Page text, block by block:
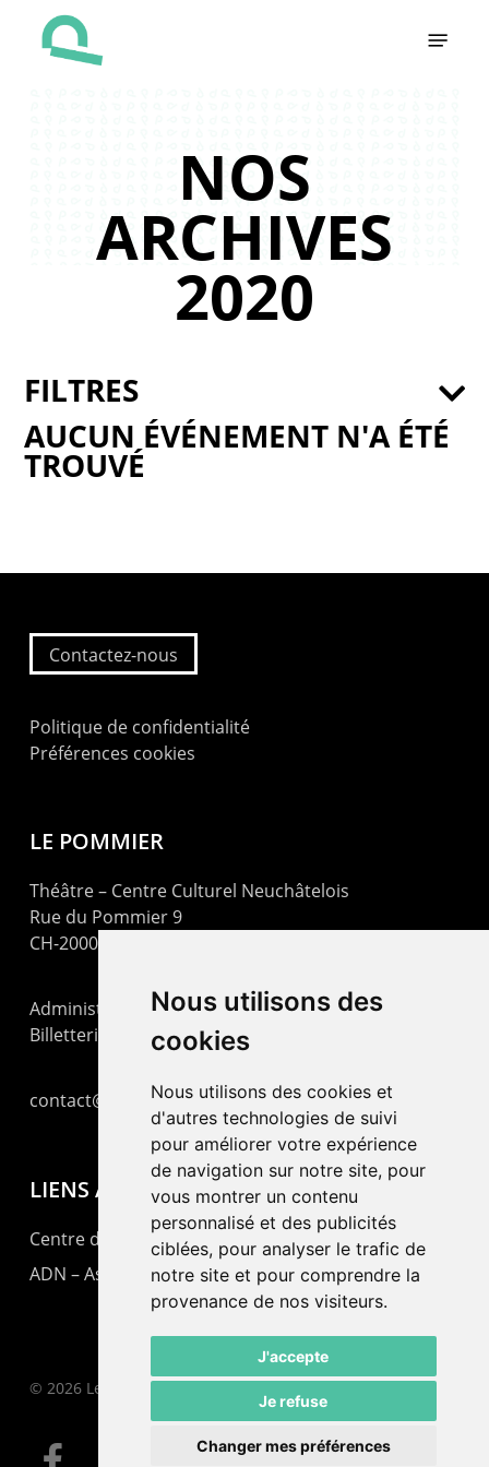
Nous utilisons des
cookies
Nous utilisons des cookies et
d'autres technologies de suivi
pour améliorer votre expérience
de navigation sur notre site, pour
vous montrer un contenu
personnalisé et des publicités
ciblées, pour analyser le trafic de
notre site et pour comprendre la
provenance de nos visiteurs.
J'accepte
Je refuse
Changer mes préférences
NOS
ARCHIVES
2020
AUCUN ÉVÉNEMENT N'A ÉTÉ
TROUVÉ
FILTRES
Contactez-nous
Politique de confidentialité
Préférences cookies
LE POMMIER
Théâtre – Centre Culturel Neuchâtelois
Rue du Pommier 9
CH-2000 Neuchâtel
Administration : +41 32 725 03 03
Billetterie : +41 32 725 05 05
contact@lepommier.ch
LIENS AMIS
Centre de culture ABC
ADN – Association Danse Neuchâtel
© 2026 Le Pommier.
facebook email